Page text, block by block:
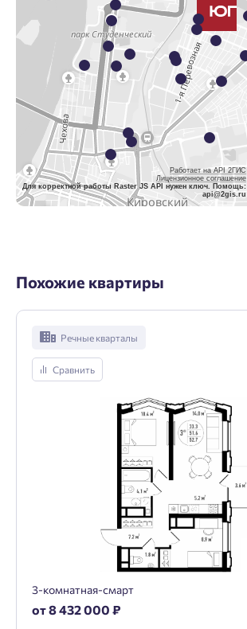
Работает на API 2ГИС
Лицензионное соглашение
Для корректной работы Raster JS API нужен ключ. Помощь:
api@2gis.ru
Похожие квартиры
Речные кварталы
Сравнить
3-комнатная-смарт
от 8 432 000 ₽